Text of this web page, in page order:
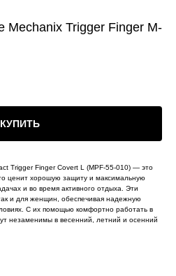
Mechanix Trigger Finger M-
КУПИТЬ
Trigger Finger Covert L (MPF-55-010) — это
ценит хорошую защиту и максимальную
и во время активного отдыха. Эти
и для женщин, обеспечивая надежную
С их помощью комфортно работать в
незаменимы в весенний, летний и осенний